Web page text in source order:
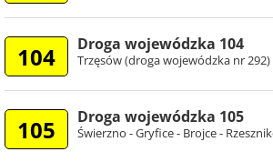
104 Droga wojewódzka 104
Trzęsów (droga wojewódzka nr 292)
105 Droga wojewódzka 105
Świerzno - Gryfice - Brojce -